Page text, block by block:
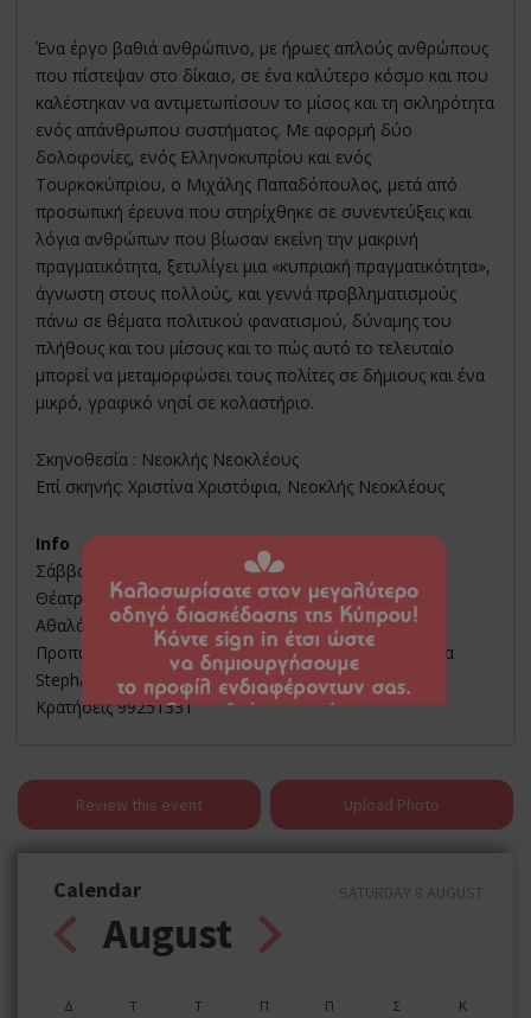
Ένα έργο βαθιά ανθρώπινο, με ήρωες απλούς ανθρώπους
που πίστεψαν στο δίκαιο, σε ένα καλύτερο κόσμο και που
καλέστηκαν να αντιμετωπίσουν το μίσος και τη σκληρότητα
ενός απάνθρωπου συστήματος. Με αφορμή δύο
δολοφονίες, ενός Ελληνοκυπρίου και ενός
Τουρκοκύπριου, ο Μιχάλης Παπαδόπουλος, μετά από
προσωπική έρευνα που στηρίχθηκε σε συνεντεύξεις και
λόγια ανθρώπων που βίωσαν εκείνη την μακρινή
πραγματικότητα, ξετυλίγει μια «κυπριακή πραγματικότητα»,
άγνωστη στους πολλούς, και γεννά προβληματισμούς
πάνω σε θέματα πολιτικού φανατισμού, δύναμης του
πλήθους και του μίσους και το πώς αυτό το τελευταίο
μπορεί να μεταμορφώσει τους πολίτες σε δήμιους και ένα
μικρό, γραφικό νησί σε κολαστήριο.
Σκηνοθεσία : Νεοκλής Νεοκλέους
Επί σκηνής: Χριστίνα Χριστόφια, Νεοκλής Νεοκλέους
Info
Σάββατο 18- Κυριακή 19 Μαρτίου 2023
Θέατρο Μασκαρίνι, 20.00 Κυρ. 19.00
Αθαλάσσης 4, Λατσιά
Προπώληση Εισιτηρίων Soldouttickets & Καταστήματα
Stephanis
Kρατήσεις 99251331
Review this event Upload Photo
Calendar
August
SATURDAY 8 AUGUST
Δ Τ Τ Π Π Σ Κ